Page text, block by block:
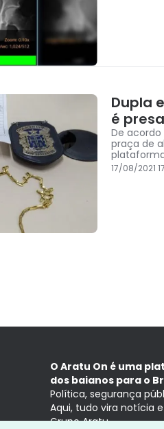
Dupla
é
De
praça de
17/08/2021
O Aratu On é uma
dos baianos para o
Política, segurança
Aqui, tudo vira notícia
Grupo Aratu